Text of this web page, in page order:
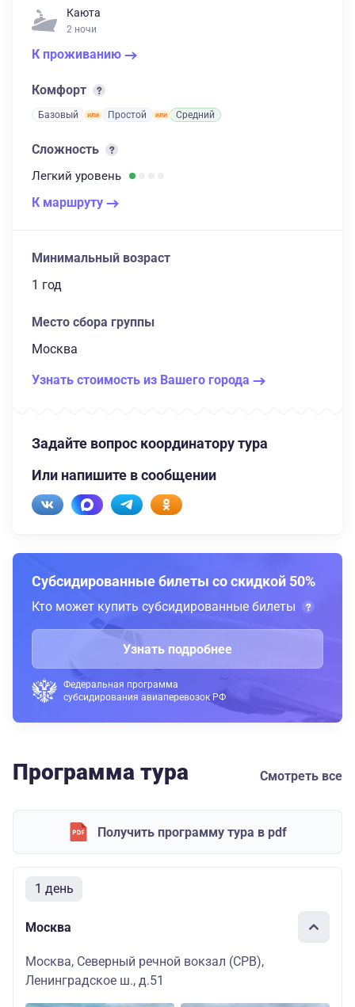
Каюта
2 ночи
К проживанию
Комфорт
Базовый Простой Средний
Сложность
Легкий уровень
К маршруту
Минимальный возраст
1 год
Место сбора группы
Москва
Узнать стоимость из Вашего города
Задайте вопрос координатору тура
Или напишите в сообщении
Субсидированные билеты со скидкой 50%
Кто может купить субсидированные билеты
Узнать подробнее
Федеральная программа
субсидирования авиаперевозок РФ
Программа тура Смотреть все
Получить программу тура в pdf
1 день
Москва
Москва, Северный речной вокзал (СРВ),
Ленинградское ш., д.51